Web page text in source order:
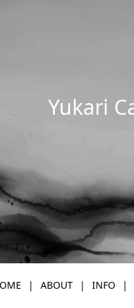
Yukari
ABOUT INFO